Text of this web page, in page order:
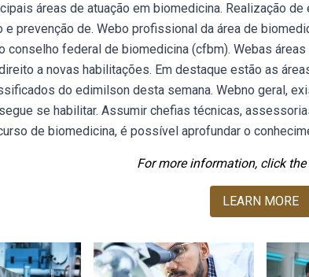
áreas de atuação em biomedicina. Realização
e prevenção de. Webo profissional da área de
conselho federal de biomedicina (cfbm). Webas
a novas habilitações. Em destaque estão as
do edimilson desta semana. Webno geral,
se habilitar. Assumir chefias técnicas,
de biomedicina, é possível aprofundar o
For more information, click
LEARN MORE